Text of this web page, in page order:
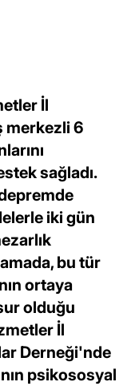
İl
merkezli 6
sağladı.
iki gün
bu tür
ortaya
olduğu
İl
Derneği'nde
psikososyal